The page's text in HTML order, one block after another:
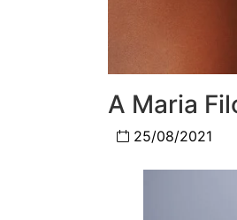
A Maria
25/08/2021